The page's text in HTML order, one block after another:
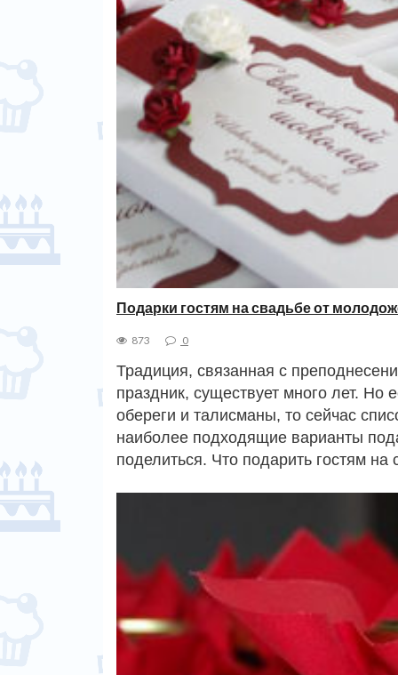
Подарки гостям на свадьбе от
873 0
Традиция, связанная с
праздник, существует много лет. Но
обереги и талисманы, то сейчас
наиболее подходящие варианты
поделиться. Что подарить гостям